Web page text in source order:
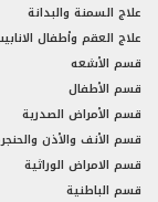
علاج السمنة والبدانة
علاج العقم وأطفال
قسم الأشعه
قسم الأطفال
قسم الأمراض الصدرية
قسم الأنف والأذن
قسم الامراض الوراثية
قسم الباطنية